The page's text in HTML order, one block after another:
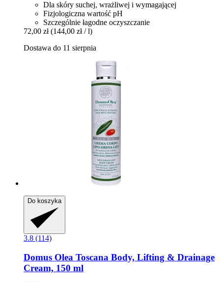
Dla skóry suchej, wrażliwej i wymagającej
Fizjologiczna wartość pH
Szczególnie łagodne oczyszczanie
72,00 zł (144,00 zł / l)
Dostawa do 11 sierpnia
Do koszyka
3.8 (114)
Domus Olea Toscana Body, Lifting & Drainage
Cream, 150 ml